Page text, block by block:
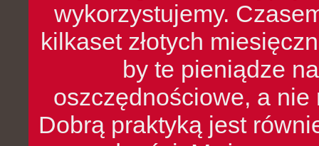
wykorzystujemy.
kilkaset złotych
by te pieniądze
oszczędnościowe, a nie
Dobrą praktyką jest